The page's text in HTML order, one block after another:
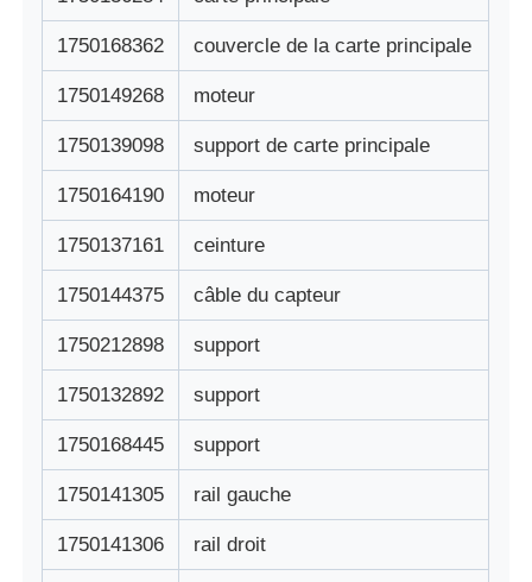
machine à poser
Pièces de rechange ATM
Distributeur automatique de billets
Recycleur de pièces
1750168362 couvercle de la carte principale
1750149268 moteur
1750139098 support de carte principale
1750164190 moteur
1750137161 ceinture
1750144375 câble du capteur
1750212898 support
1750132892 support
1750168445 support
1750141305 rail gauche
1750141306 rail droit